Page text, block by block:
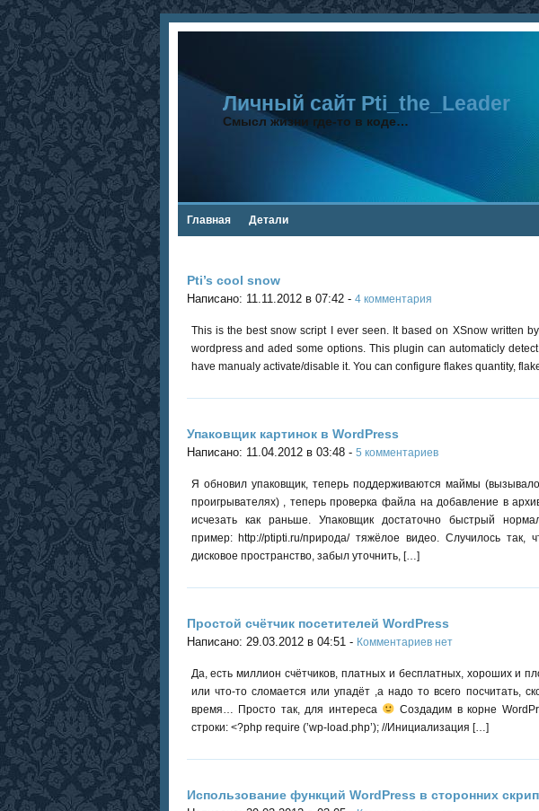
Личный сайт Pti_the_Leader
Смысл жизни где-то в коде…
Главная Детали
Pti’s cool snow
Написано: 11.11.2012 в 07:42 - 4 комментария
This is the best snow script I ever seen. It based on XSnow written
wordpress and aded some options. This plugin can automaticly
have manualy activate/disable it. You can configure flakes quantity,
Упаковщик картинок в WordPress
Написано: 11.04.2012 в 03:48 - 5 комментариев
Я обновил упаковщик, теперь поддерживаются маймы
проигрывателях) , теперь проверка файла на добавление в
исчезать как раньше. Упаковщик достаточно быстрый
пример: http://ptipti.ru/природа/ тяжёлое видео. Случилось
дисковое пространство, забыл уточнить, […]
Простой счётчик посетителей WordPress
Написано: 29.03.2012 в 04:51 - Комментариев нет
Да, есть миллион счётчиков, платных и бесплатных, хороших и
или что-то сломается или упадёт ,а надо то всего посчитать,
время… Просто так, для интереса
Создадим в корне
строки: <?php require (’wp-load.php’); //Инициализация […]
Использование функций WordPress в сторонних